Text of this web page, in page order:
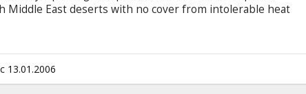
Middle East deserts with no cover from intolerable heat
country they don't understand against an enemy they
don't fully fathom...
13.01.2006